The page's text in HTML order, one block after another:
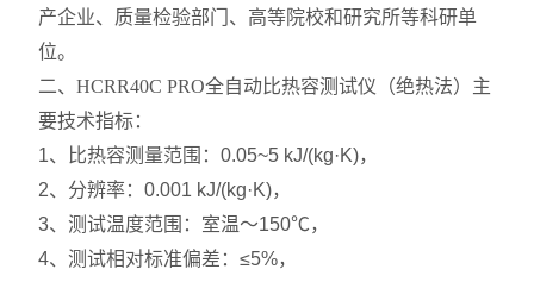
产企业、质量检验部门、高等院校和研究所等科研单
位。
二、HCRR40C PRO全自动比热容测试仪（绝热法） 主
要技术指标：
1、比热容测量范围：0.05~5 kJ/(kg·K)，
2、分辨率：0.001 kJ/(kg·K)，
3、测试温度范围：室温～150℃，
4、测试相对标准偏差：≤5%，